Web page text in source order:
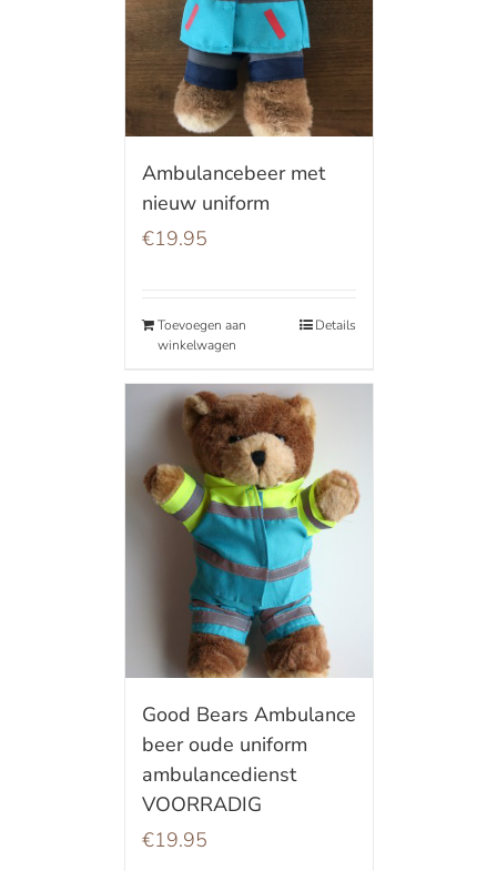
Ambulancebeer met
nieuw uniform
€19.95
Toevoegen aan
winkelwagen
Details
Good Bears Ambulance
beer oude uniform
ambulancedienst
VOORRADIG
€19.95